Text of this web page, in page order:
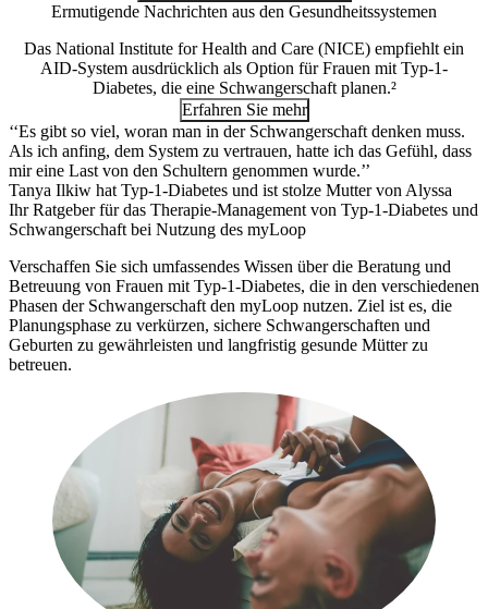
Ermutigende Nachrichten aus den Gesundheitssystemen
Das National Institute for Health and Care (NICE) empfiehlt ein
AID-System ausdrücklich als Option für Frauen mit Typ-1-
Diabetes, die eine Schwangerschaft planen.²
Erfahren Sie mehr
‘‘Es gibt so viel, woran man in der Schwangerschaft denken muss.
Als ich anfing, dem System zu vertrauen, hatte ich das Gefühl, dass
mir eine Last von den Schultern genommen wurde.’’
Tanya Ilkiw hat Typ-1-Diabetes und ist stolze Mutter von Alyssa
Ihr Ratgeber für das Therapie-Management von Typ-1-Diabetes und
Schwangerschaft bei Nutzung des myLoop
Verschaffen Sie sich umfassendes Wissen über die Beratung und
Betreuung von Frauen mit Typ-1-Diabetes, die in den verschiedenen
Phasen der Schwangerschaft den myLoop nutzen. Ziel ist es, die
Planungsphase zu verkürzen, sichere Schwangerschaften und
Geburten zu gewährleisten und langfristig gesunde Mütter zu
betreuen.